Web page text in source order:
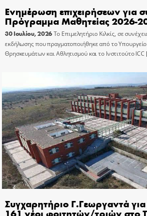
Ενημέρωση επιχειρήσεων για
Πρόγραμμα Μαθητείας 2026-
30 Ιουλίου, 2026Το Επιμελητήριο Κιλκίς, σε
εκδήλωσης που πραγματοποιήθηκε από το Υπουργείο
Θρησκευμάτων και Αθλητισμού και το Ινστιτούτο ICC
Συγχαρητήριο Γ.Γεωργαντά
161 νέοι φοιτητών/τριών στο